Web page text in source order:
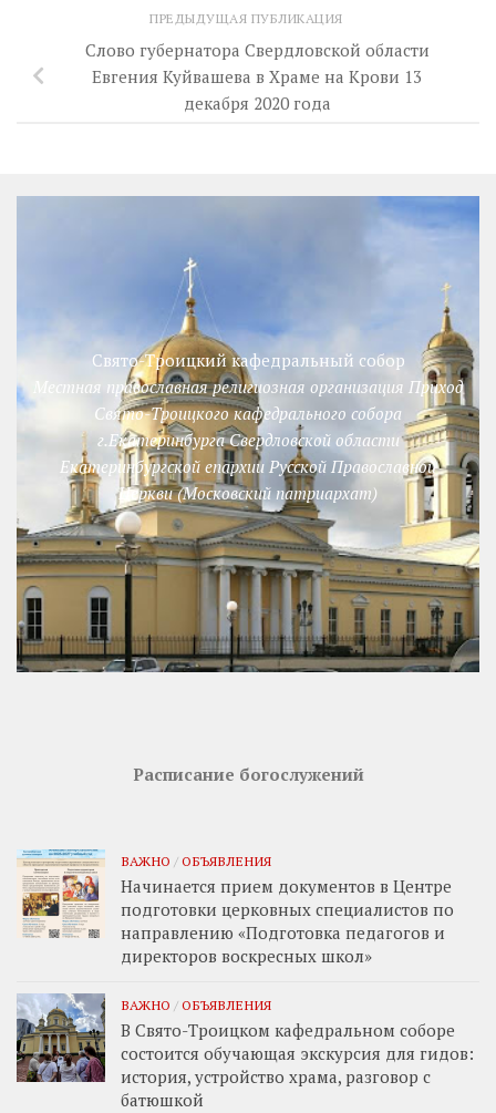
ПРЕДЫДУЩАЯ ПУБЛИКАЦИЯ
Слово губернатора Свердловской области
Евгения Куйвашева в Храме на Крови 13
декабря 2020 года
Свято-Троицкий кафедральный собор
Местная православная религиозная организация Приход
Свято-Троицкого кафедрального собора
г.Екатеринбурга Свердловской области
Екатеринбургской епархии Русской Православной
Церкви (Московский патриархат)
Расписание богослужений
ВАЖНО / ОБЪЯВЛЕНИЯ
Начинается прием документов в Центре
подготовки церковных специалистов по
направлению «Подготовка педагогов и
директоров воскресных школ»
ВАЖНО / ОБЪЯВЛЕНИЯ
В Свято-Троицком кафедральном соборе
состоится обучающая экскурсия для гидов:
история, устройство храма, разговор с
батюшкой